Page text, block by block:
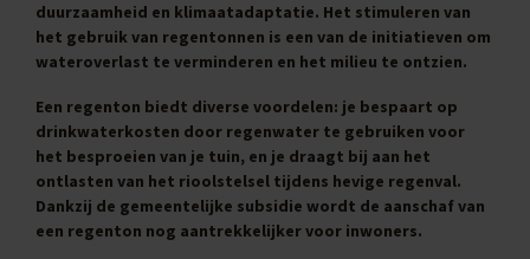
duurzaamheid en klimaatadaptatie. Het stimuleren van
het gebruik van regentonnen is een van de initiatieven om
wateroverlast te verminderen en het milieu te ontzien.
Een regenton biedt diverse voordelen: je bespaart op
drinkwaterkosten door regenwater te gebruiken voor
het besproeien van je tuin, en je draagt bij aan het
ontlasten van het rioolstelsel tijdens hevige regenval.
Dankzij de gemeentelijke subsidie wordt de aanschaf van
een regenton nog aantrekkelijker voor inwoners.